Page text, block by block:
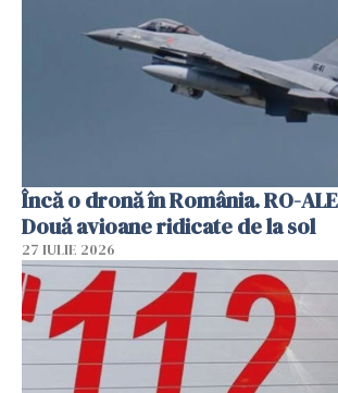
Încă o dronă în România. RO-
Două avioane ridicate de la sol
27 IULIE 2026